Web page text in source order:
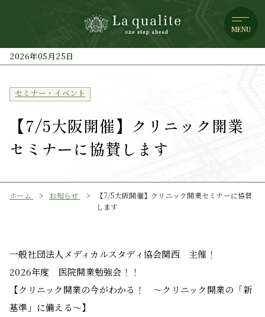
MENU
2026年05月25日
セミナー・イベント
【7/5大阪開催】クリニック開業
セミナーに協賛します
ホーム お知らせ
【7/5大阪開催】クリニック開業セミナーに協賛
します
一般社団法人メディカルスタディ協会関西 主催！
2026年度 医院開業勉強会！！
【クリニック開業の今がわかる！ ～クリニック開業の「新
基準」に備える～】